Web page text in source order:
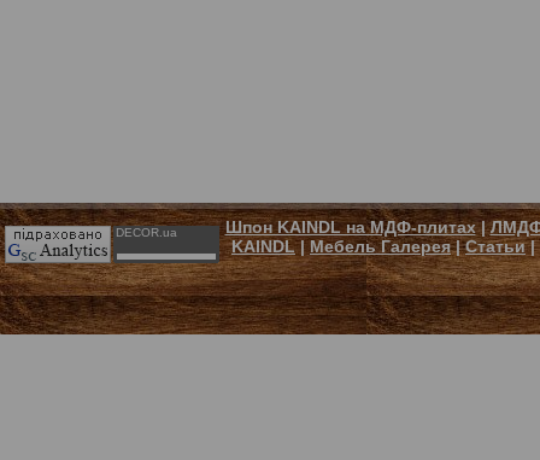
DECOR.ua Шпон KAINDL на МДФ-плитах|ЛМДФ
KAINDL| Мебель Галерея|Статьи|